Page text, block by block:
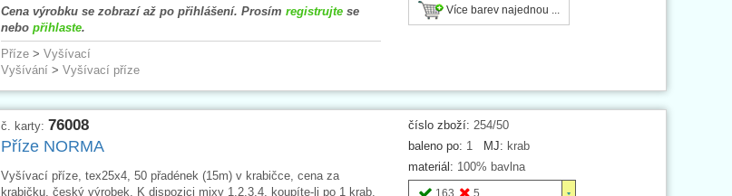
Více barev najednou ...
Cena výrobku se zobrazí až po přihlášení. Prosím registrujtese
nebo přihlaste.
Příze> Vyšívací
Vyšívání> Vyšívací příze
číslo zboží: 254/50
baleno po: 1 MJ: krab
materiál: 100% bavlna
163 5
č. karty: 76008
Příze NORMA
Vyšívací příze, tex25x4, 50 přadének (15m) v krabičce, cena za
krabičku, český výrobek. K dispozici mixy 1,2,3,4, koupíte-li po 1 krab.